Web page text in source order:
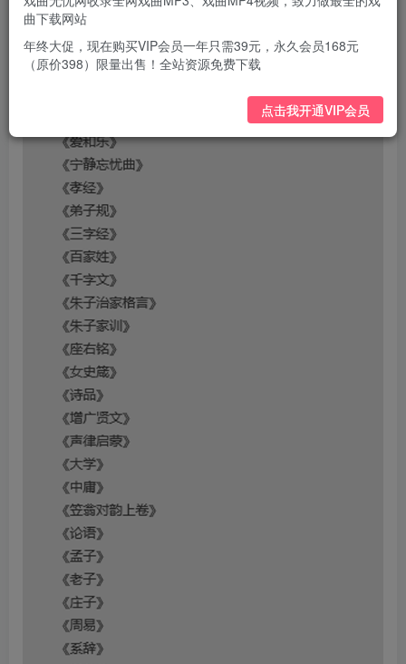
曲下载网站
年终大促，现在购买VIP会员一年只需39元，永久会员168元
（原价398）限量出售！全站资源免费下载
点击我开通VIP会员